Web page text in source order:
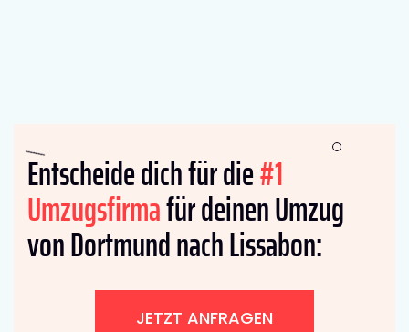
Entscheide dich für die#1
Umzugsfirmafür deinen Umzug
von Dortmund nach Lissabon:
JETZT ANFRAGEN